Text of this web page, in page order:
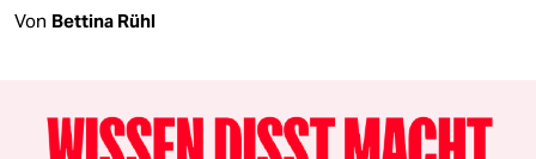
Von Bettina Rühl